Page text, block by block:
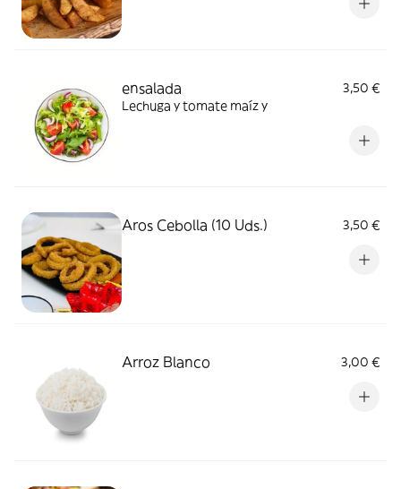
ensalada
3,50 €
Lechuga y tomate maíz y
Aros Cebolla (10 Uds.) 3,50 €
Arroz Blanco 3,00 €